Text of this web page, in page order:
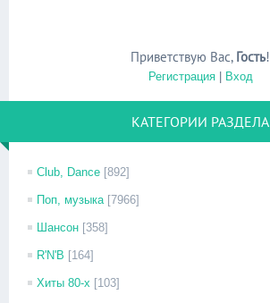
Приветствую Вас, Гость!
Регистрация| Вход
КАТЕГОРИИ РАЗДЕЛА
Club, Dance [892]
Поп, музыка [7966]
Шансон [358]
R'N'B [164]
Хиты 80-х [103]